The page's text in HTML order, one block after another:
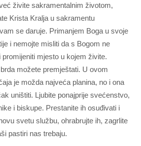
živite sakramentalnim životom,
Krista Kralja u sakramentu
se daruje. Primanjem Boga u svoje
i nemojte misliti da s Bogom ne
mjesto u kojem živite.
možete premještati. U ovom
je možda najveća planina, no i ona
uništiti. Ljubite ponajprije svećenstvo,
i biskupe. Prestanite ih osuđivati i
svetu službu, ohrabrujte ih, zagrlite
pastiri nas trebaju.